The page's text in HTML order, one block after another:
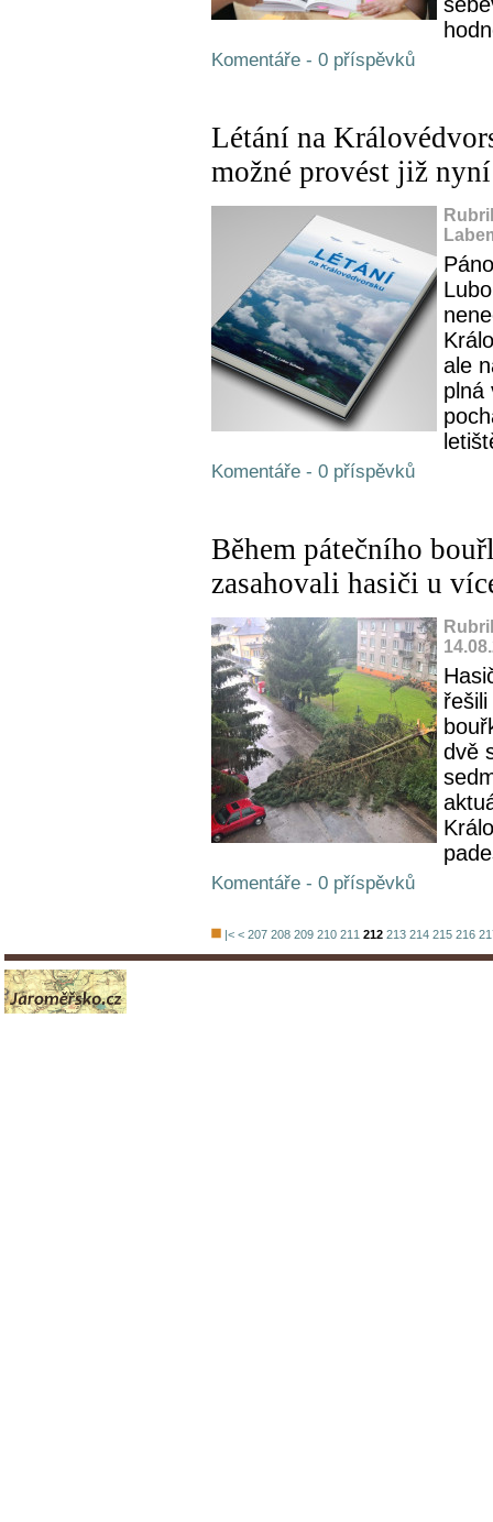
Komentáře - 0 příspěvků
Létání na
možné provést již
ale
plná
Komentáře - 0 příspěvků
Během pátečního
zasahovali hasiči u
dvě
Komentáře - 0 příspěvků
|< < 207 208 209 210 211 212 213 214 215 216